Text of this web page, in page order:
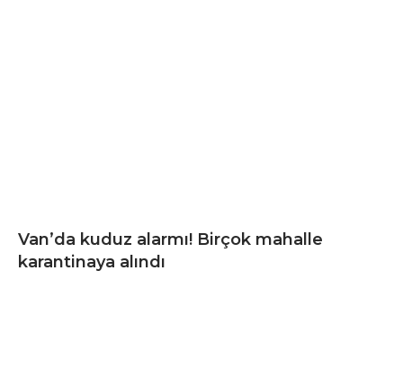
Van’da kuduz alarmı! Birçok mahalle
karantinaya alındı